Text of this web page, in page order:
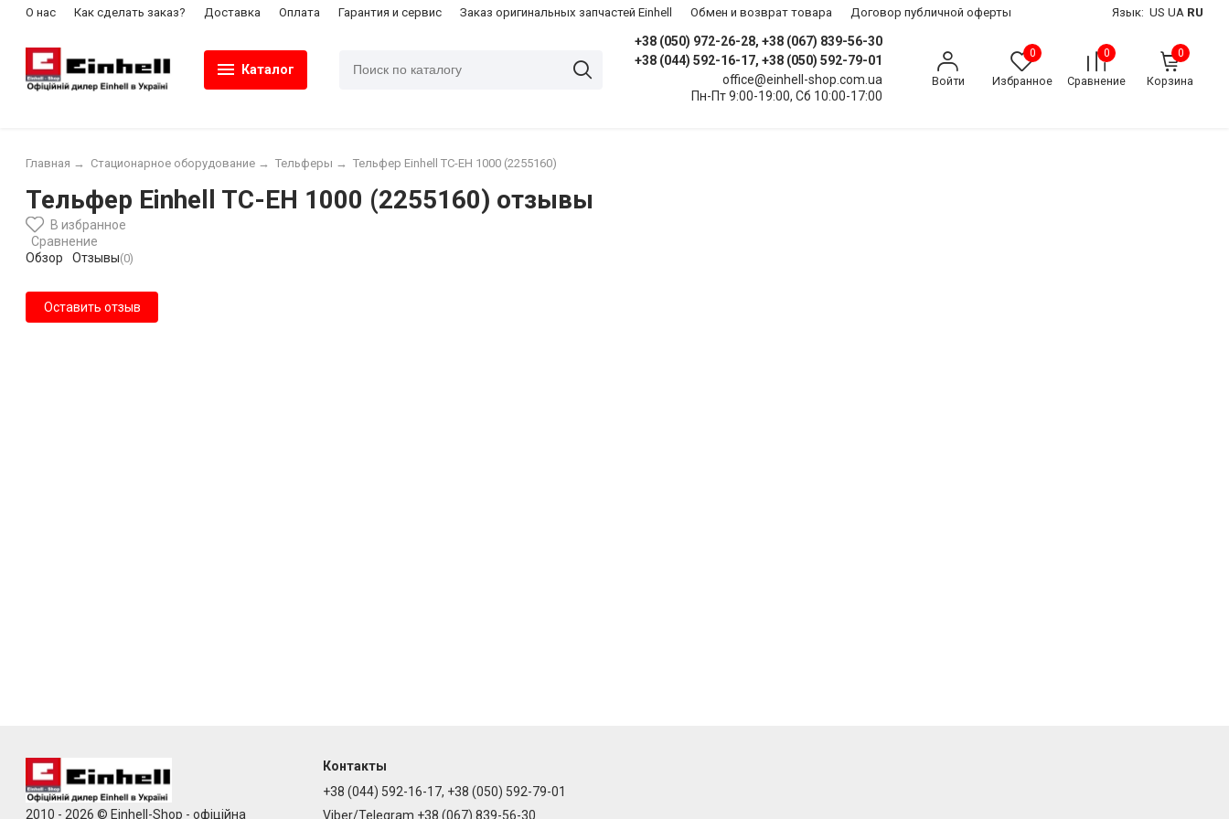
О нас Как сделать заказ? Доставка Оплата Гарантия и сервис Заказ оригинальных запчастей Einhell Обмен и возврат товара Договор публичной оферты Язык: US UA RU
Каталог
+38 (050) 972-26-28, +38 (067) 839-56-30
+38 (044) 592-16-17, +38 (050) 592-79-01
office@einhell-shop.com.ua
Пн-Пт 9:00-19:00, Сб 10:00-17:00
Войти
0
Избранное
0
Сравнение
0
Корзина
Главная → Стационарное оборудование → Тельферы → Тельфер Einhell TC-EH 1000 (2255160)
Тельфер Einhell TC-EH 1000 (2255160) отзывы
В избранное
Сравнение
Обзор
Отзывы(0)
Оставить отзыв
2010 - 2026 © Einhell-Shop - офіційна
Контакты
+38 (044) 592-16-17, +38 (050) 592-79-01
Viber/Telegram +38 (067) 839-56-30